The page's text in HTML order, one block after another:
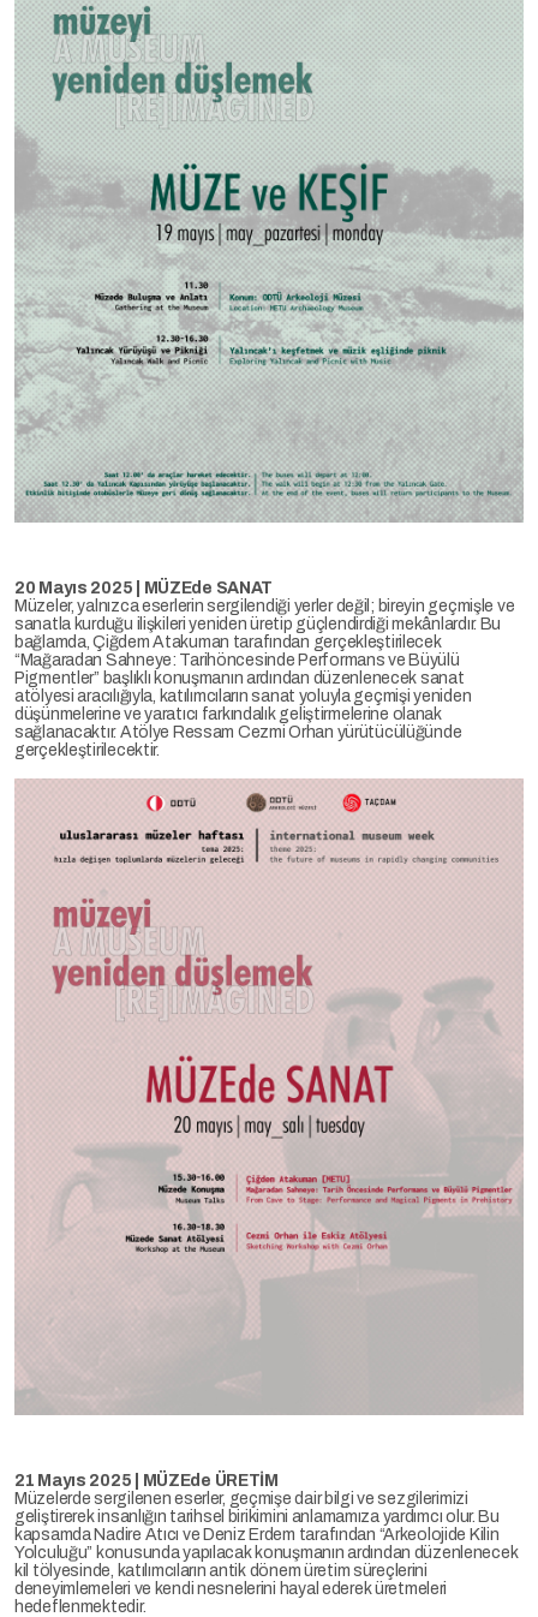
20 Mayıs 2025 | MÜZEde SANAT
Müzeler, yalnızca eserlerin sergilendiği yerler değil; bireyin geçmişle ve
sanatla kurduğu ilişkileri yeniden üretip güçlendirdiği mekânlardır. Bu
bağlamda, Çiğdem Atakuman tarafından gerçekleştirilecek
“Mağaradan Sahneye: Tarihöncesinde Performans ve Büyülü
Pigmentler” başlıklı konuşmanın ardından düzenlenecek sanat
atölyesi aracılığıyla, katılımcıların sanat yoluyla geçmişi yeniden
düşünmelerine ve yaratıcı farkındalık geliştirmelerine olanak
sağlanacaktır. Atölye Ressam Cezmi Orhan yürütücülüğünde
gerçekleştirilecektir.
21 Mayıs 2025 | MÜZEde ÜRETİM
Müzelerde sergilenen eserler, geçmişe dair bilgi ve sezgilerimizi
geliştirerek insanlığın tarihsel birikimini anlamamıza yardımcı olur. Bu
kapsamda Nadire Atıcı ve Deniz Erdem tarafından “Arkeolojide Kilin
Yolculuğu” konusunda yapılacak konuşmanın ardından düzenlenecek
kil tölyesinde, katılımcıların antik dönem üretim süreçlerini
deneyimlemeleri ve kendi nesnelerini hayal ederek üretmeleri
hedeflenmektedir.